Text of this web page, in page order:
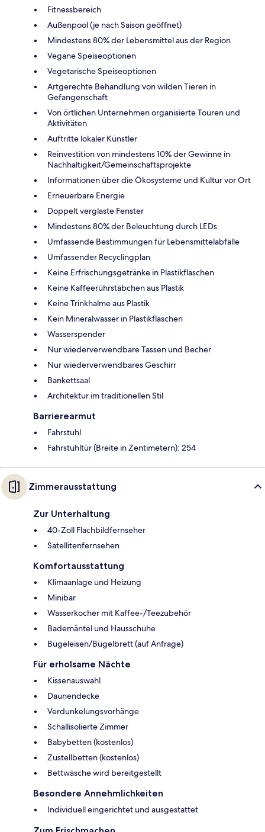
Fitnessbereich
Außenpool (je nach Saison geöffnet)
Mindestens 80% der Lebensmittel aus der Region
Vegane Speiseoptionen
Vegetarische Speiseoptionen
Artgerechte Behandlung von wilden Tieren in
Gefangenschaft
Von örtlichen Unternehmen organisierte Touren und
Aktivitäten
Auftritte lokaler Künstler
Reinvestition von mindestens 10% der Gewinne in
Nachhaltigkeit/Gemeinschaftsprojekte
Informationen über die Ökosysteme und Kultur vor Ort
Erneuerbare Energie
Doppelt verglaste Fenster
Mindestens 80% der Beleuchtung durch LEDs
Umfassende Bestimmungen für Lebensmittelabfälle
Umfassender Recyclingplan
Keine Erfrischungsgetränke in Plastikflaschen
Keine Kaffeerührstäbchen aus Plastik
Keine Trinkhalme aus Plastik
Kein Mineralwasser in Plastikflaschen
Wasserspender
Nur wiederverwendbare Tassen und Becher
Nur wiederverwendbares Geschirr
Bankettsaal
Architektur im traditionellen Stil
Barrierearmut
Fahrstuhl
Fahrstuhltür (Breite in Zentimetern): 254
Zimmerausstattung
Zur Unterhaltung
40-Zoll Flachbildfernseher
Satellitenfernsehen
Komfortausstattung
Klimaanlage und Heizung
Minibar
Wasserkocher mit Kaffee-/Teezubehör
Bademäntel und Hausschuhe
Bügeleisen/Bügelbrett (auf Anfrage)
Für erholsame Nächte
Kissenauswahl
Daunendecke
Verdunkelungsvorhänge
Schallisolierte Zimmer
Babybetten (kostenlos)
Zustellbetten (kostenlos)
Bettwäsche wird bereitgestellt
Besondere Annehmlichkeiten
Individuell eingerichtet und ausgestattet